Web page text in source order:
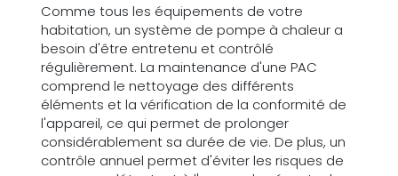
Comme tous les équipements de votre
habitation, un système de pompe à chaleur a
besoin d'être entretenu et contrôlé
régulièrement. La maintenance d'une PAC
comprend le nettoyage des différents
éléments et la vérification de la conformité de
l'appareil, ce qui permet de prolonger
considérablement sa durée de vie. De plus, un
contrôle annuel permet d'éviter les risques de